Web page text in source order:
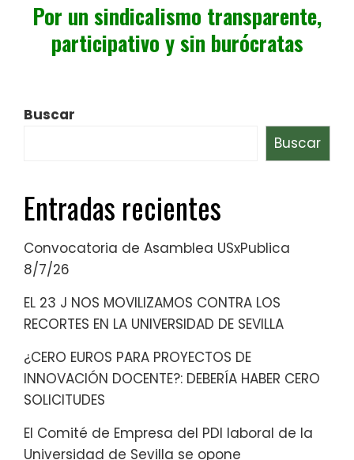
Por un sindicalismo transparente,
participativo y sin burócratas
Buscar
Buscar
Entradas recientes
Convocatoria de Asamblea USxPublica
8/7/26
EL 23 J NOS MOVILIZAMOS CONTRA LOS
RECORTES EN LA UNIVERSIDAD DE SEVILLA
¿CERO EUROS PARA PROYECTOS DE
INNOVACIÓN DOCENTE?: DEBERÍA HABER CERO
SOLICITUDES
El Comité de Empresa del PDI laboral de la
Universidad de Sevilla se opone